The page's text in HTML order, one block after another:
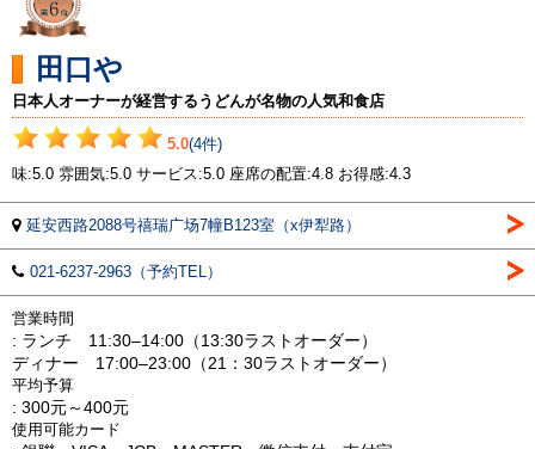
田口や
日本人オーナーが経営するうどんが名物の人気和食店
5.0(4件)
味:5.0 雰囲気:5.0 サービス:5.0 座席の配置:4.8 お得感:4.3
延安西路2088号禧瑞广场7幢B123室（x伊犁路）
021-6237-2963（予約TEL）
営業時間
: ランチ 11:30–14:00（13:30ラストオーダー）
ディナー 17:00–23:00（21：30ラストオーダー）
平均予算
: 300元～400元
使用可能カード